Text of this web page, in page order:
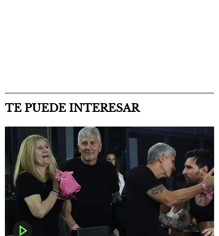
TE PUEDE INTERESAR